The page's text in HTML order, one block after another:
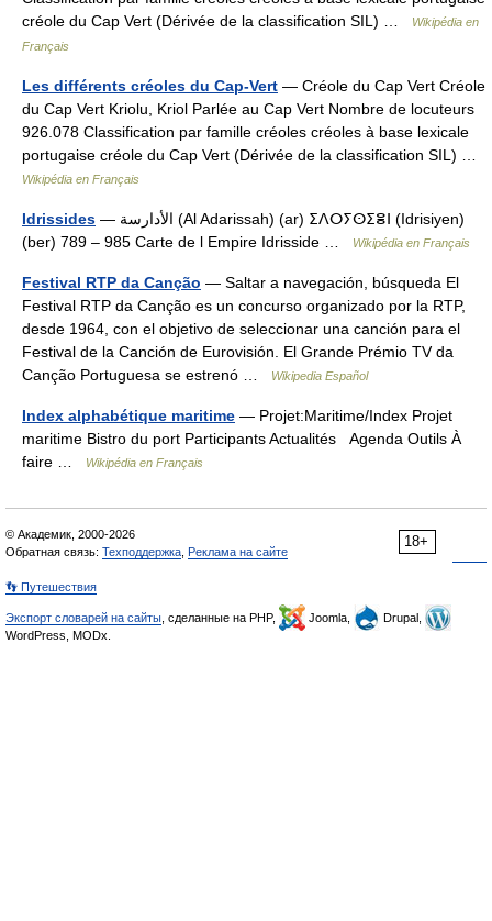
créole du Cap Vert (Dérivée de la classification SIL) …
Wikipédia en
Français
Les différents créoles du Cap-Vert — Créole du Cap Vert Créole
du Cap Vert Kriolu, Kriol Parlée au Cap Vert Nombre de locuteurs
926.078 Classification par famille créoles créoles à base lexicale
portugaise créole du Cap Vert (Dérivée de la classification SIL) …
Wikipédia en Français
Idrissides — الأدارسة (Al Adarissah) (ar) ⵉⴷⵔⵢⵙⵉⴻⵏ (Idrisiyen)
(ber) 789 – 985 Carte de l Empire Idrisside …
Wikipédia en Français
Festival RTP da Canção — Saltar a navegación, búsqueda El
Festival RTP da Canção es un concurso organizado por la RTP,
desde 1964, con el objetivo de seleccionar una canción para el
Festival de la Canción de Eurovisión. El Grande Prémio TV da
Canção Portuguesa se estrenó …
Wikipedia Español
Index alphabétique maritime — Projet:Maritime/Index Projet
maritime Bistro du port Participants Actualités Agenda Outils À
faire …
Wikipédia en Français
18+
© Академик, 2000-2026
Обратная связь: Техподдержка Реклама на сайте
👣 Путешествия
Экспорт словарей на сайты , сделанные на PHP, Joomla,
Drupal,
WordPress, MODx.